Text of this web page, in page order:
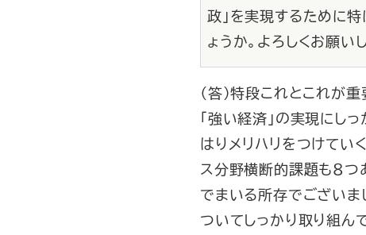
政」を実現するために
ょうか。よろしくお願い
（答）特段これとこれが
「強い経済」の実現に
はりメリハリをつけてい
ス分野横断的課題も８つ
でまいる所存でございま
ついてしっかり取り組ん